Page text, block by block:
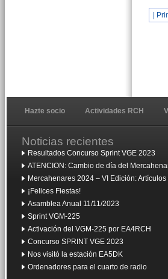
|
Hazte socio Actividades RCH
Noticias recientes
Resultados Concurso Sprint VGE 2023
ATENCION: Cambio de día del
Mercahenares 2024 – VI Edición:
¡Felices Fiestas!
Asamblea Anual 11/11/2023
Sprint VGM-225
Activación del VGM-225 por EA4RCH
Concurso SPRINT VGE 2023
Nos visitó la estación EA5DK
Ordenadores para el cuarto de radio